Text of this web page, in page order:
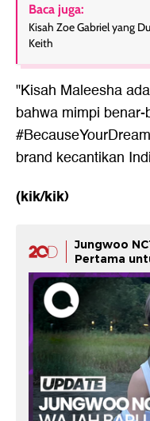
Baca juga:
Kisah Zoe Gabriel yang
Keith
"Kisah Maleesha
bahwa mimpi
brand kecantikan
(kik/kik)
Jungwoo
Pertama